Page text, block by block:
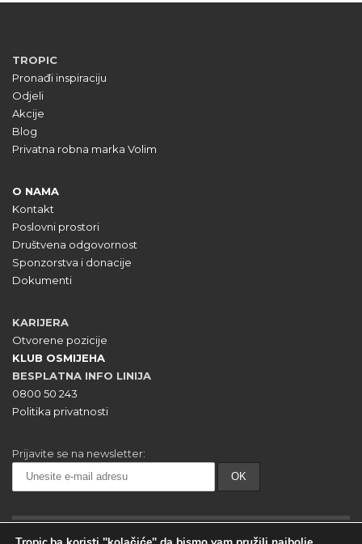
TROPIC
Pronađi inspiraciju
Odjeli
Akcije
Blog
Privatna robna marka Volim
O NAMA
Kontakt
Poslovni prostori
Društvena odgovornost
Sponzorstva i donacije
Dokumenti
KARIJERA
Otvorene pozicije
KLUB OSMIJEHA
BESPLATNA INFO LINIJA
0800 50 243
Politika privatnosti
Prijavite se na newsletter: